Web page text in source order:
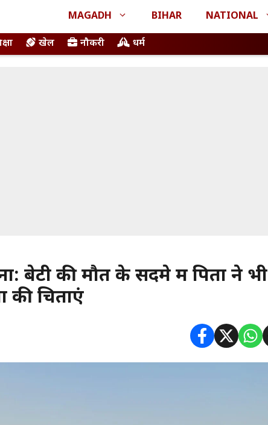
MAGADH BIHAR NATIONAL
खेल नौकरी धर्म
बेटी की मौत के सदमे में पिता ने भी
की चिताएं